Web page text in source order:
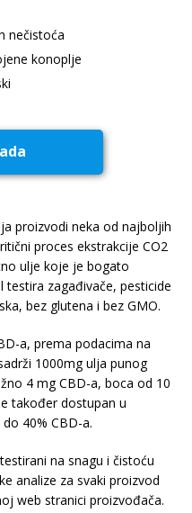
nečistoća
konoplje
proizvodi neka od najboljih
proces ekstrakcije CO2
ulje koje je bogato
testira zagađivače, pesticide
bez glutena i bez GMO.
a, prema podacima na
1000mg ulja punog
4 mg CBD-a, boca od 10
također dostupan u
40% CBD-a.
na snagu i čistoću
analize za svaki proizvod
web stranici proizvođača.